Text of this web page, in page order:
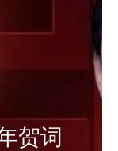
贺词